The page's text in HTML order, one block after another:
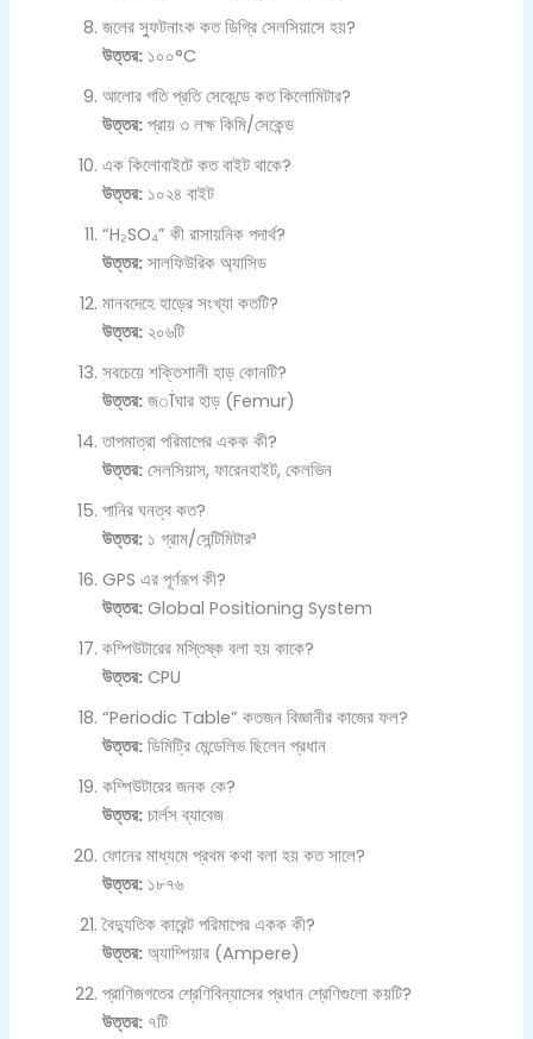
জলের স্ফুটনাংক কত ডিগ্রি সেলসিয়াসে হয়?
উত্তর: ১০০°C
আলোর গতি প্রতি সেকেন্ডে কত কিলোমিটার?
উত্তর: প্রায় ৩ লক্ষ কিমি/সেকেন্ড
এক কিলোবাইটে কত বাইট থাকে?
উত্তর: ১০২৪ বাইট
“H₂SO₄” কী রাসায়নিক পদার্থ?
উত্তর: সালফিউরিক অ্যাসিড
মানবদেহে হাড়ের সংখ্যা কতটি?
উত্তর: ২০৬টি
সবচেয়ে শক্তিশালী হাড় কোনটি?
উত্তর: জांঘার হাড় (Femur)
তাপমাত্রা পরিমাপের একক কী?
উত্তর: সেলসিয়াস, ফারেনহাইট, কেলভিন
পানির ঘনত্ব কত?
উত্তর: ১ গ্রাম/সেন্টিমিটার³
GPS এর পূর্ণরূপ কী?
উত্তর: Global Positioning System
কম্পিউটারের মস্তিষ্ক বলা হয় কাকে?
উত্তর: CPU
“Periodic Table” কতজন বিজ্ঞানীর কাজের ফল?
উত্তর: ডিমিট্রি মেন্ডেলিভ ছিলেন প্রধান
কম্পিউটারের জনক কে?
উত্তর: চার্লস ব্যাবেজ
ফোনের মাধ্যমে প্রথম কথা বলা হয় কত সালে?
উত্তর: ১৮৭৬
বৈদ্যুতিক কারেন্ট পরিমাপের একক কী?
উত্তর: অ্যাম্পিয়ার (Ampere)
প্রাণিজগতের শ্রেণিবিন্যাসের প্রধান শ্রেণিগুলো কয়টি?
উত্তর: ৭টি